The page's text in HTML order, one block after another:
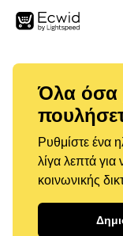
Όλα όσα
Ρυθμίστε ένα
λίγα λεπτά
κοινωνικής